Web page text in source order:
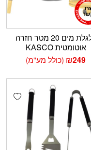
גלגלת מים 20 מטר חזרה
אוטומטית KASCO
₪249 (כולל מע"מ)